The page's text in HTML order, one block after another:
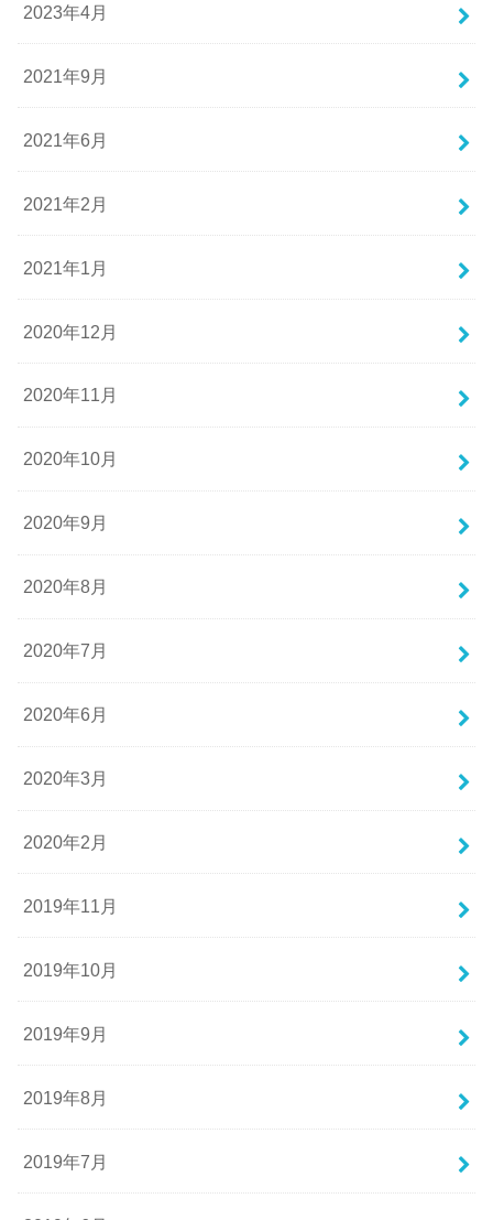
2023年4月
2021年9月
2021年6月
2021年2月
2021年1月
2020年12月
2020年11月
2020年10月
2020年9月
2020年8月
2020年7月
2020年6月
2020年3月
2020年2月
2019年11月
2019年10月
2019年9月
2019年8月
2019年7月